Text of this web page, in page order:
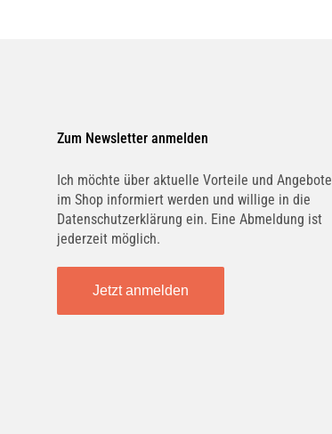
Zum Newsletter anmelden
Ich möchte über aktuelle Vorteile und Angebote
im Shop informiert werden und willige in die
Datenschutzerklärung ein. Eine Abmeldung ist
jederzeit möglich.
Jetzt anmelden